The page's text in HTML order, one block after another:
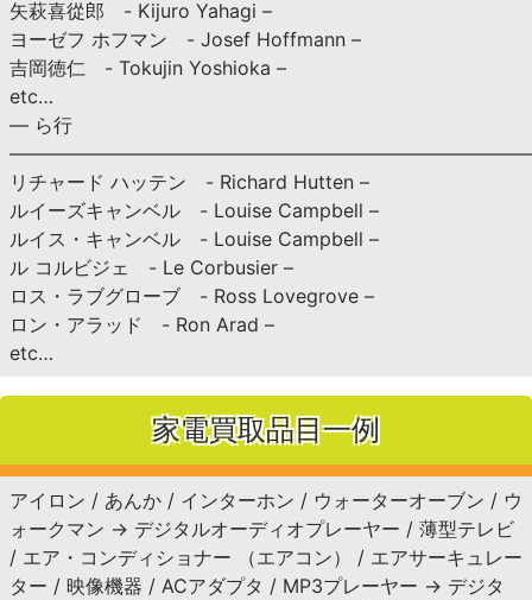
矢萩喜從郎 - Kijuro Yahagi –
ヨーゼフ ホフマン - Josef Hoffmann –
吉岡徳仁 - Tokujin Yoshioka –
etc…
— ら行
リチャード ハッテン - Richard Hutten –
ルイーズキャンベル - Louise Campbell –
ルイス・キャンベル - Louise Campbell –
ル コルビジェ - Le Corbusier –
ロス・ラブグローブ - Ross Lovegrove –
ロン・アラッド - Ron Arad –
etc…
家電買取品目一例
アイロン / あんか / インターホン / ウォーターオーブン / ウ
ォークマン → デジタルオーディオプレーヤー / 薄型テレビ
/ エア・コンディショナー （エアコン） / エアサーキュレー
ター / 映像機器 / ACアダプタ / MP3プレーヤー → デジタ